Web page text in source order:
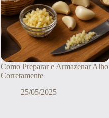
Como Preparar e Armazenar Alho
Corretamente
25/05/2025